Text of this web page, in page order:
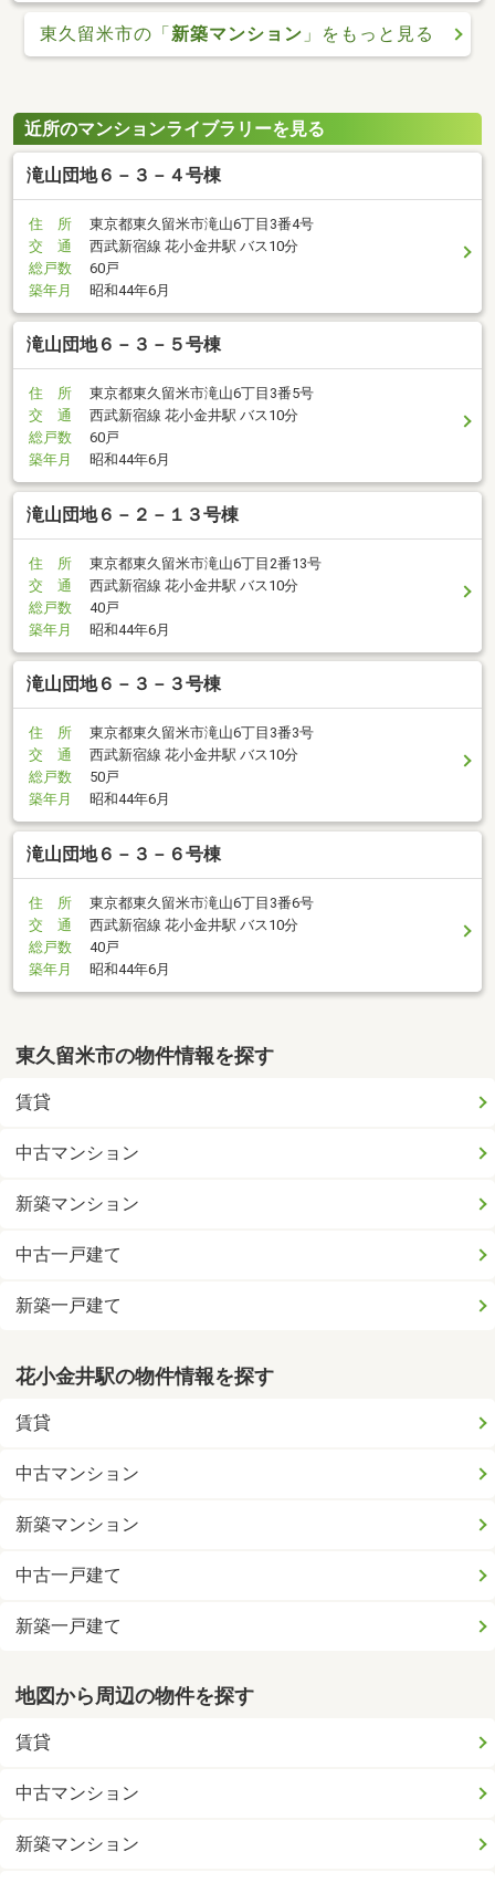
東久留米市の「新築マンション 」をもっと見る
近所のマンションライブラリーを見る
滝山団地６－３－４号棟
住 所
東京都東久留米市滝山6丁目3番4号
交 通
西武新宿線 花小金井駅 バス10分
総戸数
60戸
築年月
昭和44年6月
滝山団地６－３－５号棟
住 所
東京都東久留米市滝山6丁目3番5号
交 通
西武新宿線 花小金井駅 バス10分
総戸数
60戸
築年月
昭和44年6月
滝山団地６－２－１３号棟
住 所
東京都東久留米市滝山6丁目2番13号
交 通
西武新宿線 花小金井駅 バス10分
総戸数
40戸
築年月
昭和44年6月
滝山団地６－３－３号棟
住 所
東京都東久留米市滝山6丁目3番3号
交 通
西武新宿線 花小金井駅 バス10分
総戸数
50戸
築年月
昭和44年6月
滝山団地６－３－６号棟
住 所
東京都東久留米市滝山6丁目3番6号
交 通
西武新宿線 花小金井駅 バス10分
総戸数
40戸
築年月
昭和44年6月
東久留米市の物件情報を探す
賃貸
中古マンション
新築マンション
中古一戸建て
新築一戸建て
花小金井駅の物件情報を探す
賃貸
中古マンション
新築マンション
中古一戸建て
新築一戸建て
地図から周辺の物件を探す
賃貸
中古マンション
新築マンション